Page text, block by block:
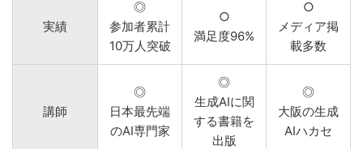
実績
◎
参加者累計
10万人突破
○
満足度96%
○
メディア掲
載多数
講師
◎
日本最先端
のAI専門家
◎
生成AIに関
する書籍を
出版
◎
大阪の生成
AIハカセ